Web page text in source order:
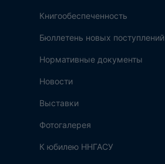
Книгообеспеченность
Бюллетень новых поступлений
Нормативные документы
Новости
Выставки
Фотогалерея
К юбилею ННГАСУ